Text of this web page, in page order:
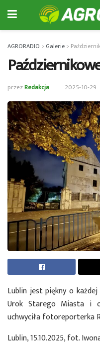
AGRORADIO > Galerie >
przezRedakcja 2025-10-29
Lublin jest piękny o
Urok Starego Miasta i
uchwyciła fotoreporterka
Lublin, 15.10.2025, fot.